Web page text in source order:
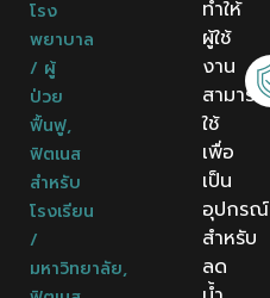
โรง
พยาบาล
/ ผู้
ป่วย
ฟื้นฟู,
ฟิตเนส
สำหรับ
โรงเรียน
/
มหาวิทยาลัย,
ทำให้
ผู้ใช้
งาน
สามารถ
ใช้
เพื่อ
เป็น
อุปกรณ์
สำหรับ
ลด